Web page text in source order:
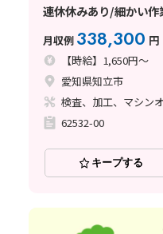
連休休みあり/細かい
月収例 338,300 円
【時給】1,650円～
愛知県知立市
検査、加工、マシン
62532-00
キープする